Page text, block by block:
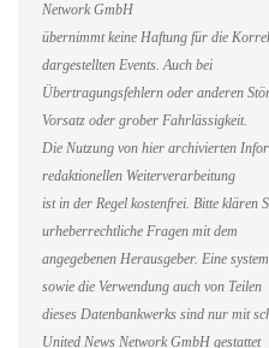
Network GmbH
übernimmt keine Haftung für die
dargestellten Events. Auch bei
Übertragungsfehlern oder anderen
Vorsatz oder grober Fahrlässigkeit.
Die Nutzung von hier archivierten
redaktionellen Weiterverarbeitung
ist in der Regel kostenfrei. Bitte klären
urheberrechtliche Fragen mit dem
angegebenen Herausgeber. Eine
sowie die Verwendung auch von Teilen
dieses Datenbankwerks sind nur mit
United News Network GmbH gestattet